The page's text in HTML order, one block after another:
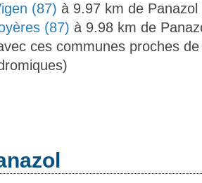
(87) à 9.97 km de Panazol
(87) à 9.98 km de
ces communes proches